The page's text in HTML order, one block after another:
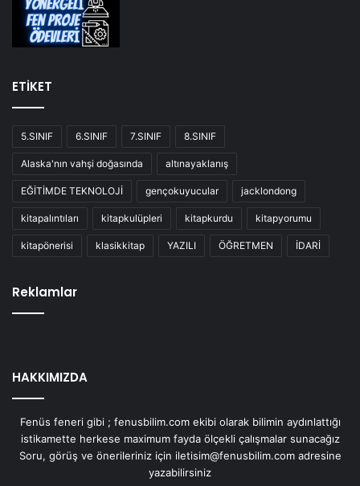
ETİKET
5.SINIF 6.SINIF 7.SINIF 8.SINIF
Alaska'nın vahşi doğasında altınayaklanış
EĞİTİMDE TEKNOLOJİ gençokuyucular jacklondong
kitapalıntıları kitapkulüpleri kitapkurdu kitapyorumu
kitapönerisi klasikkitap YAZILI ÖĞRETMEN İDARİ
Reklamlar
HAKKIMIZDA
Fenüs feneri gibi ; fenusbilim.com ekibi olarak bilimin aydınlattığı
istikamette herkese maximum fayda ölçekli çalışmalar sunacağız
Soru, görüş ve önerileriniz için iletisim@fenusbilim.com adresine
yazabilirsiniz